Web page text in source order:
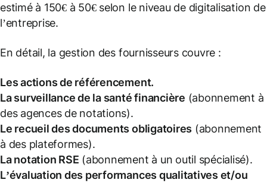
estimé à 150€ à 50€ selon le niveau de digitalisation de
l’entreprise.
En détail, la gestion des fournisseurs couvre :
Les actions de référencement.
La surveillance de la santé financière (abonnement à
des agences de notations).
Le recueil des documents obligatoires (abonnement
à des plateformes).
La notation RSE (abonnement à un outil spécialisé).
L’évaluation des performances qualitatives et/ou